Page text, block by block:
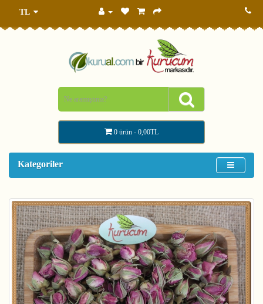
TL
0 ürün - 0,00TL
Kategoriler